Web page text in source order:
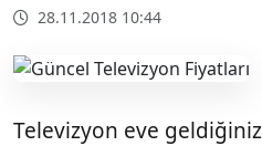
28.11.2018 10:44
Televizyon eve